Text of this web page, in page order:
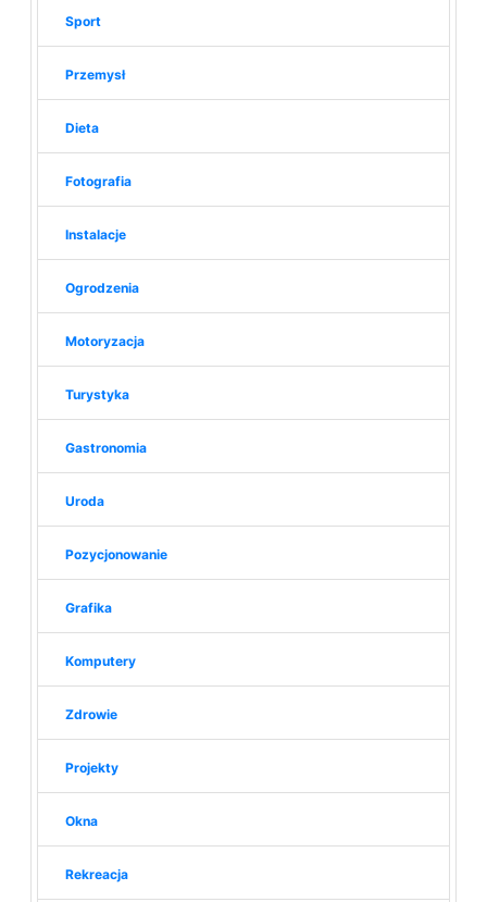
Sport
Przemysł
Dieta
Fotografia
Instalacje
Ogrodzenia
Motoryzacja
Turystyka
Gastronomia
Uroda
Pozycjonowanie
Grafika
Komputery
Zdrowie
Projekty
Okna
Rekreacja